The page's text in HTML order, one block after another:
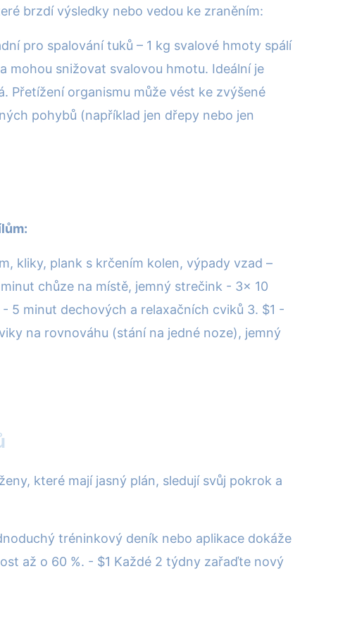
brzdí výsledky nebo vedou ke zraněním:
pro spalování tuků – 1 kg svalové hmoty spálí
mohou snižovat svalovou hmotu. Ideální je
Přetížení organismu může vést ke zvýšené
pohybů (například jen dřepy nebo jen
kliky, plank s krčením kolen, výpady vzad –
chůze na místě, jemný strečink - 3x 10
5 minut dechových a relaxačních cviků 3. $1 -
na rovnováhu (stání na jedné noze), jemný
které mají jasný plán, sledují svůj pokrok a
tréninkový deník nebo aplikace dokáže
až o 60 %. - $1 Každé 2 týdny zařaďte nový